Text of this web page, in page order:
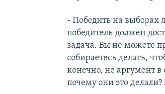
- Победить на выборах
победитель должен
задача. Вы не можете
собираетесь делать,
конечно, не аргумент
почему они это